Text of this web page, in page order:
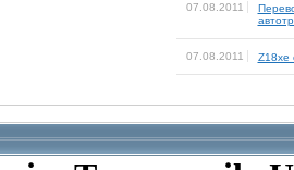
07.08.2011
07.08.2011 Z18xe